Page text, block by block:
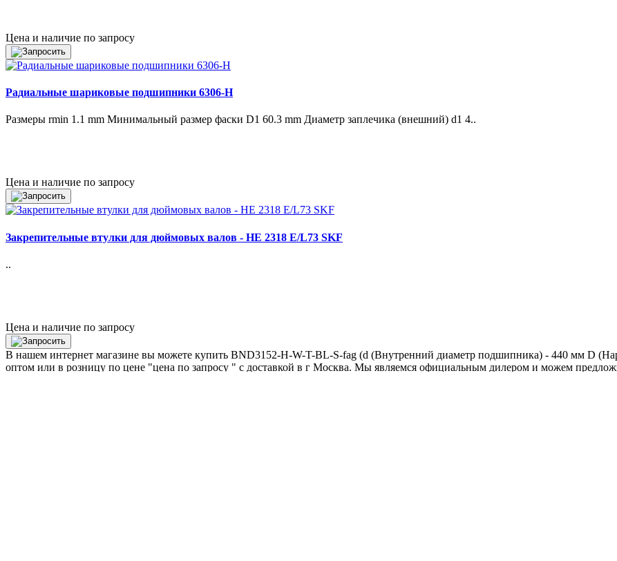
Цена и наличие по запросу
Радиальные шариковые подшипники 6306-H
Размеры rmin 1.1 mm Минимальный размер фаски D1 60.3 mm Диаметр заплечика (внешний) d1 4..
Цена и наличие по запросу
Закрепительные втулки для дюймовых валов - HE 2318 E/L73 SKF
..
Цена и наличие по запросу
В нашем интернет магазине вы можете купить BND3152-H-W-T-BL-S-fag (d (Внутренний диаметр подшипника) - 440 мм D
оптом или в розницу по цене "цена по запросу " с доставкой в г Москва. Мы являемся официальным дилером и можем